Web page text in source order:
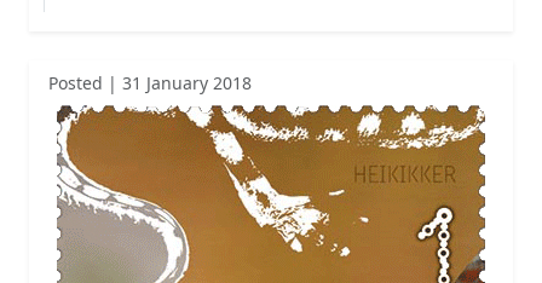
Posted | 31 January 2018